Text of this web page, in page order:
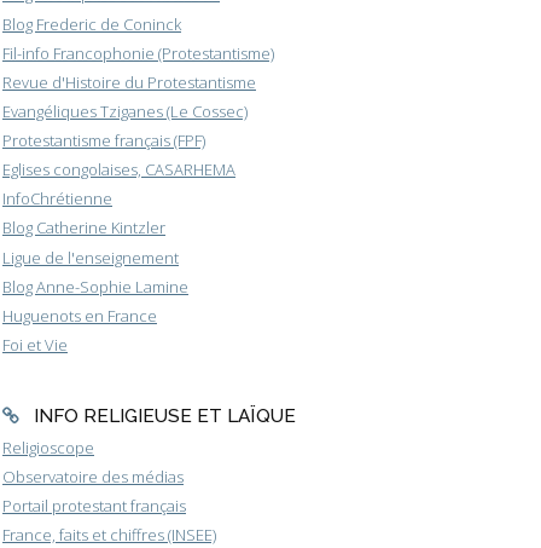
Blog Frederic de Coninck
Fil-info Francophonie (Protestantisme)
Revue d'Histoire du Protestantisme
Evangéliques Tziganes (Le Cossec)
Protestantisme français (FPF)
Eglises congolaises, CASARHEMA
InfoChrétienne
Blog Catherine Kintzler
Ligue de l'enseignement
Blog Anne-Sophie Lamine
Huguenots en France
Foi et Vie
INFO RELIGIEUSE ET LAÏQUE
Religioscope
Observatoire des médias
Portail protestant français
France, faits et chiffres (INSEE)